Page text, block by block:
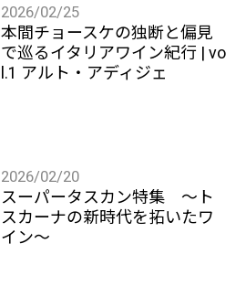
2026/02/25
本間チョースケの独断と偏見
で巡るイタリアワイン紀行 | vo
l.1 アルト・アディジェ
2026/02/20
スーパータスカン特集 ～ト
スカーナの新時代を拓いたワ
イン～